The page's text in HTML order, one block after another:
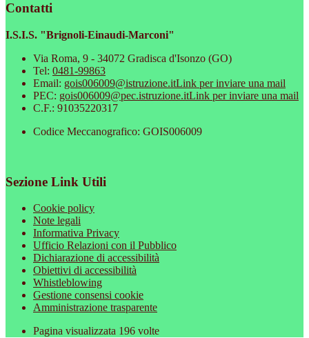
Contatti
I.S.I.S. "Brignoli-Einaudi-Marconi"
Via Roma, 9 - 34072 Gradisca d'Isonzo (GO)
Tel: 0481-99863
Email: gois006009@istruzione.itLink per inviare una mail
PEC: gois006009@pec.istruzione.itLink per inviare una mail
C.F.: 91035220317
Codice Meccanografico: GOIS006009
Sezione Link Utili
Cookie policy
Note legali
Informativa Privacy
Ufficio Relazioni con il Pubblico
Dichiarazione di accessibilità
Obiettivi di accessibilità
Whistleblowing
Gestione consensi cookie
Amministrazione trasparente
Pagina visualizzata 196 volte